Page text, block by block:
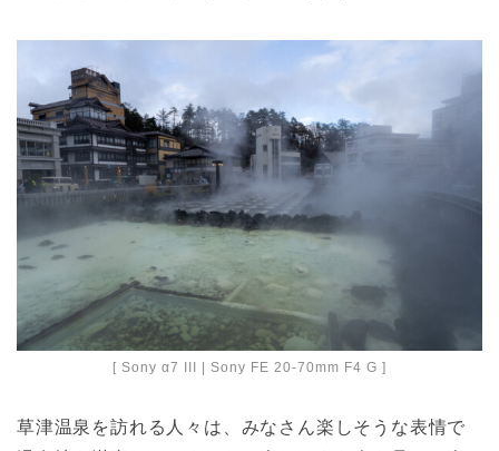
[ Sony α7 III | Sony FE 20-70mm F4 G ]
草津温泉を訪れる人々は、みなさん楽しそうな表情で